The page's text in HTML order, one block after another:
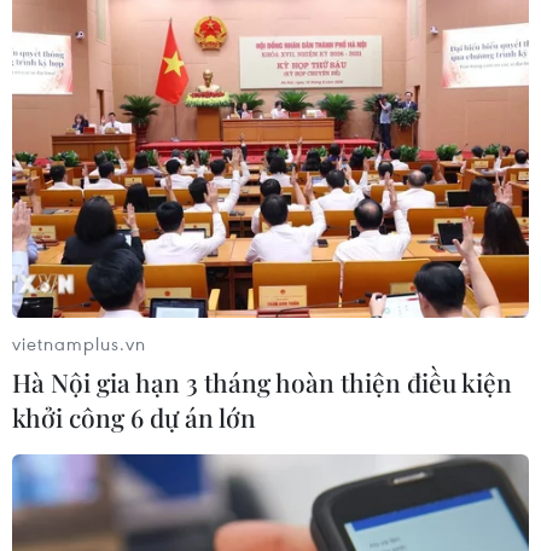
vietnamplus.vn
Hà Nội gia hạn 3 tháng hoàn thiện điều kiện
khởi công 6 dự án lớn